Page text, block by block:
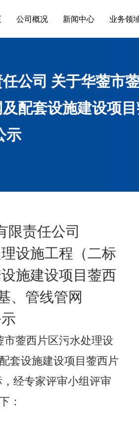
公司概况 新闻中心 业务领
公司 关于华蓥市
及配套设施建设项
示
限责任公司
设施工程（二标
施建设项目蓥西
、管线管网
市蓥西片区污水处理设
套设施建设项目蓥西片
，经专家评审小组评审
：